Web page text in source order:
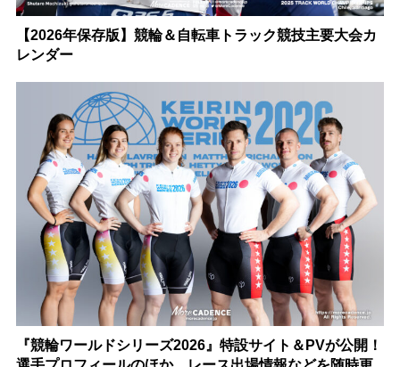
【2026年保存版】競輪＆自転車トラック競技主要大会カ
レンダー
『競輪ワールドシリーズ2026』特設サイト＆PVが公開！